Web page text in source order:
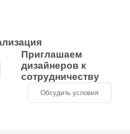
Приглашаем
дизайнеров к
сотрудничеству
Обсудить условия